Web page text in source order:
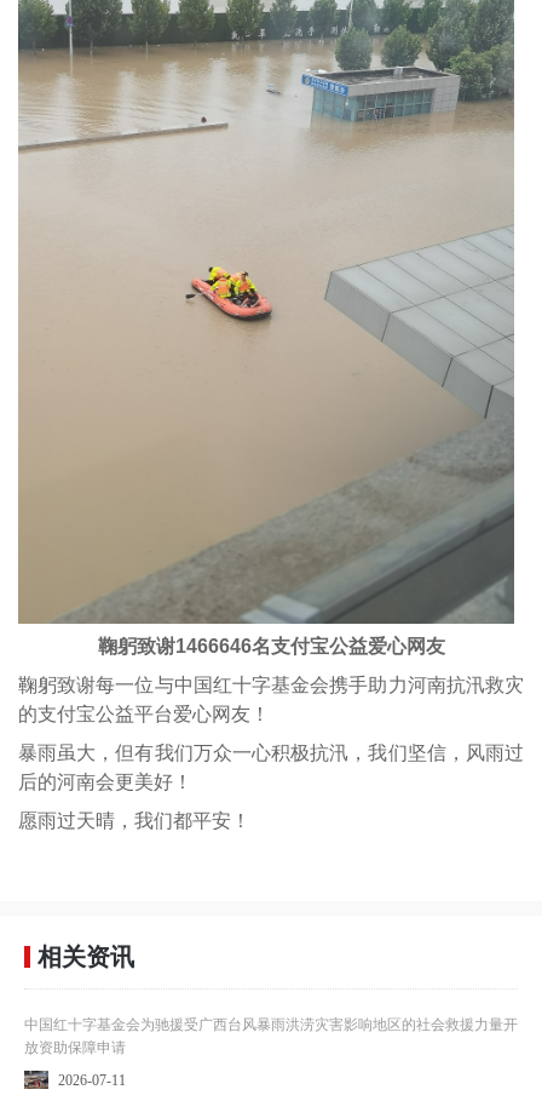
鞠躬致谢1466646名支付宝公益爱心网友
鞠躬致谢每一位与中国红十字基金会携手助力河南抗汛救灾
的支付宝公益平台爱心网友！
暴雨虽大，但有我们万众一心积极抗汛，我们坚信，风雨过
后的河南会更美好！
愿雨过天晴，我们都平安！
相关资讯
中国红十字基金会为驰援受广西台风暴雨洪涝灾害影响地区的社会救援力量开
放资助保障申请
2026-07-11